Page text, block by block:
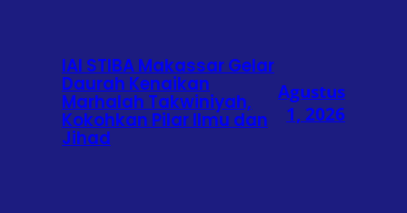
IAI STIBA Makassar Gelar
Daurah Kenaikan
Marhalah Takwiniyah,
Kokohkan Pilar Ilmu dan
Jihad
Agustus
1, 2026